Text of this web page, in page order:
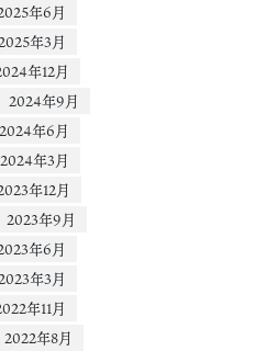
年6月
年3月
年12月
2024年9月
2024年6月
2024年3月
年12月
2023年9月
年6月
年3月
年11月
2022年8月